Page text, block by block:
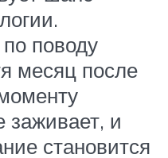
поводу
месяц после
заживает, и
становится